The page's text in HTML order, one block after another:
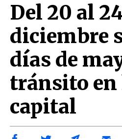
Del 20 al
diciembre
días de
tránsito en
capital